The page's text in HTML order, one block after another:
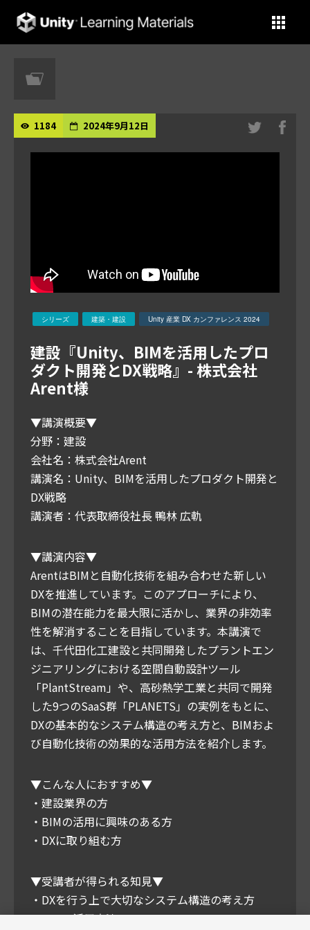
Unity Learning Materials
1184 2024年9月12日
シリーズ 建築・建設 Unity 産業 DX カンファレンス 2024
建設『Unity、BIMを活用したプロ
ダクト開発とDX戦略』- 株式会社
Arent様
▼講演概要▼
分野：建設
会社名：株式会社Arent
講演名：Unity、BIMを活用したプロダクト開発と
DX戦略
講演者：代表取締役社長 鴨林 広軌
▼講演内容▼
ArentはBIMと自動化技術を組み合わせた新しい
DXを推進しています。このアプローチにより、
BIMの潜在能力を最大限に活かし、業界の非効率
性を解消することを目指しています。本講演で
は、千代田化工建設と共同開発したプラントエン
ジニアリングにおける空間自動設計ツール
「PlantStream」や、高砂熱学工業と共同で開発
した9つのSaaS群「PLANETS」の実例をもとに、
DXの基本的なシステム構造の考え方と、BIMおよ
び自動化技術の効果的な活用方法を紹介します。
▼こんな人におすすめ▼
・建設業界の方
・BIMの活用に興味のある方
・DXに取り組む方
▼受講者が得られる知見▼
・DXを行う上で大切なシステム構造の考え方
・BIMの活用方法